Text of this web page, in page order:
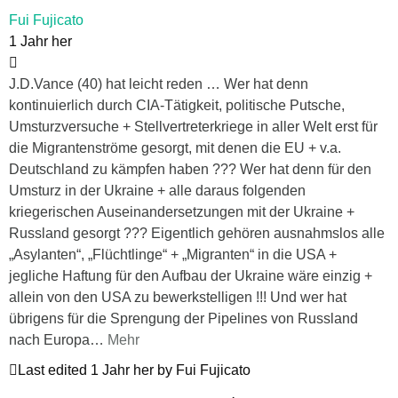
Fui Fujicato
1 Jahr her
J.D.Vance (40) hat leicht reden … Wer hat denn
kontinuierlich durch CIA-Tätigkeit, politische Putsche,
Umsturzversuche + Stellvertreterkriege in aller Welt erst für
die Migrantenströme gesorgt, mit denen die EU + v.a.
Deutschland zu kämpfen haben ??? Wer hat denn für den
Umsturz in der Ukraine + alle daraus folgenden
kriegerischen Auseinandersetzungen mit der Ukraine +
Russland gesorgt ??? Eigentlich gehören ausnahmslos alle
„Asylanten“, „Flüchtlinge“ + „Migranten“ in die USA +
jegliche Haftung für den Aufbau der Ukraine wäre einzig +
allein von den USA zu bewerkstelligen !!! Und wer hat
übrigens für die Sprengung der Pipelines von Russland
nach Europa… Mehr
Last edited 1 Jahr her by Fui Fujicato